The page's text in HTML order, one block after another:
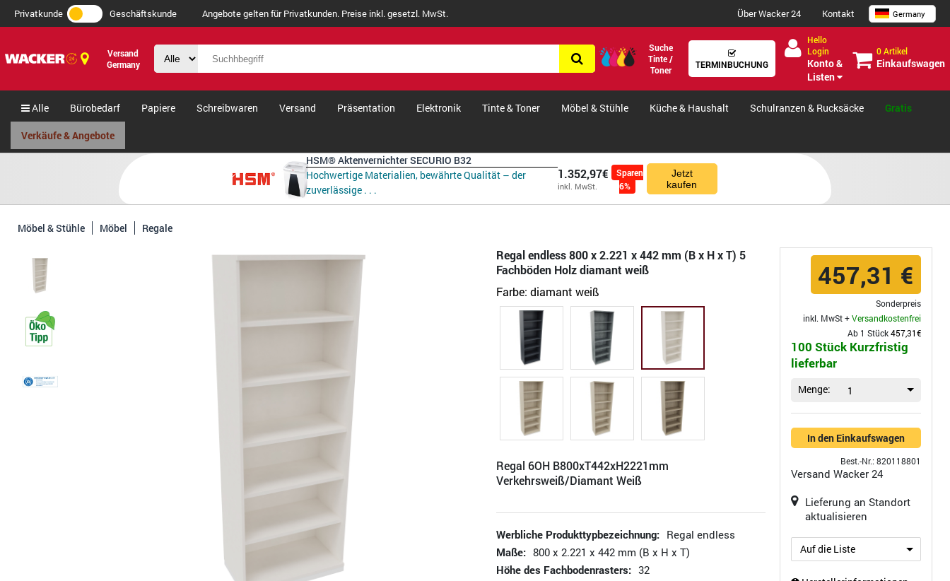
Privatkunde Geschäftskunde Angebote gelten für Privatkunden. Preise inkl. gesetzl. MwSt. Über Wacker 24 Kontakt Germany
Versand
Germany
Suche
Tinte /
Toner
TERMINBUCHUNG
Hello
Login
Konto &
Listen
0 Artikel
Einkaufswagen
Alle Bürobedarf Papiere Schreibwaren Versand Präsentation Elektronik Tinte & Toner Möbel & Stühle Küche & Haushalt Schulranzen & Rucksäcke Gratis
Verkäufe & Angebote
HSM® Aktenvernichter SECURIO B32
Hochwertige Materialien, bewährte Qualität – der
zuverlässige . . .
1.352,97€
inkl. MwSt.
Sparen
6%
Jetzt
kaufen
Möbel & Stühle Möbel Regale
Regal endless 800 x 2.221 x 442 mm (B x H x T) 5
Fachböden Holz diamant weiß
Farbe: diamant weiß
Regal 6OH B800xT442xH2221mm
Verkehrsweiß/Diamant Weiß
Werbliche Produkttypbezeichnung: Regal endless
Maße: 800 x 2.221 x 442 mm (B x H x T)
Höhe des Fachbodenrasters: 32
457,31 €
Sonderpreis
inkl. MwSt +Versandkostenfrei
Ab 1 Stück457,31€
100 Stück Kurzfristig
lieferbar
Menge: 1
In den Einkaufswagen
Best.-Nr.: 820118801
Versand Wacker 24
Lieferung an Standort
aktualisieren
Auf die Liste